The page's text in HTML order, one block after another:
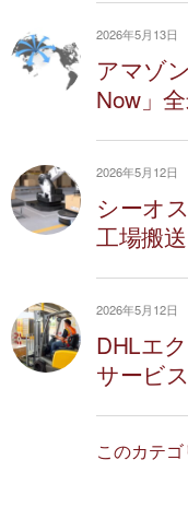
2026年5月13日
アマゾ
Now」
2026年5月12日
シーオ
工場搬
2026年5月12日
DHLエ
サービ
このカテ